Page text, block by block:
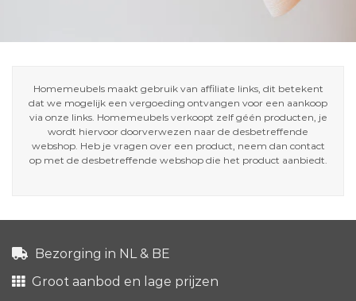
Homemeubels maakt gebruik van affiliate links, dit betekent
dat we mogelijk een vergoeding ontvangen voor een aankoop
via onze links. Homemeubels verkoopt zelf géén producten, je
wordt hiervoor doorverwezen naar de desbetreffende
webshop. Heb je vragen over een product, neem dan contact
op met de desbetreffende webshop die het product aanbiedt.
Bezorging in NL & BE
Groot aanbod en lage prijzen